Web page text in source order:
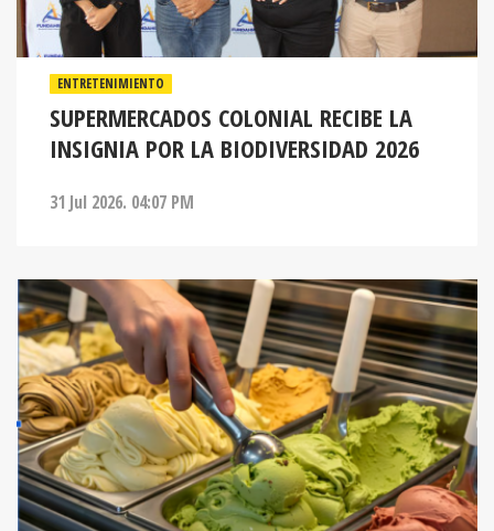
ENTRETENIMIENTO
SUPERMERCADOS COLONIAL RECIBE LA
INSIGNIA POR LA BIODIVERSIDAD 2026
31 Jul 2026. 04:07 PM